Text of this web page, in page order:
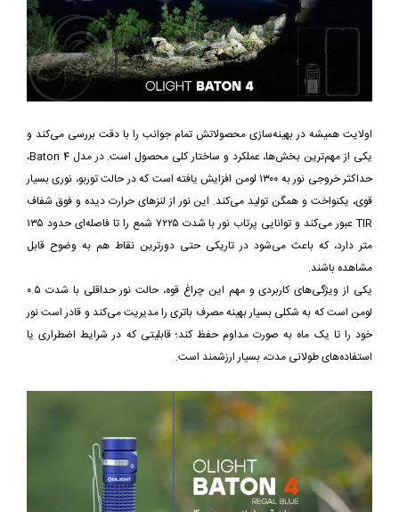
اولایت همیشه در بهینه‌سازی محصولاتش تمام جوانب را با دقت بررسی می‌کند و
یکی از مهم‌ترین بخش‌ها، عملکرد و ساختار کلی محصول است. در مدل Baton 4،
حداکثر خروجی نور به ۱۳۰۰ لومن افزایش یافته است که در حالت توربو، نوری بسیار
قوی، یکنواخت و همگن تولید می‌کند. این نور از لنزهای حرارت دیده و فوق شفاف
TIR عبور می‌کند و توانایی پرتاب نور با شدت ۷۲۲۵ شمع را تا فاصله‌ای حدود ۱۳۵
متر دارد، که باعث می‌شود در تاریکی حتی دورترین نقاط هم به وضوح قابل
مشاهده باشند.
یکی از ویژگی‌های کاربردی و مهم این چراغ قوه، حالت نور حداقلی با شدت ۰.۵
لومن است که به شکلی بسیار بهینه مصرف باتری را مدیریت می‌کند و قادر است نور
خود را تا یک ماه به صورت مداوم حفظ کند؛ قابلیتی که در شرایط اضطراری یا
استفاده‌های طولانی مدت، بسیار ارزشمند است.